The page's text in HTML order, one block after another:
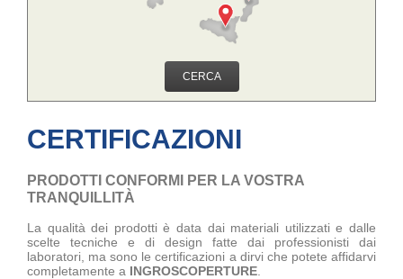
CERCA
CERTIFICAZIONI
PRODOTTI CONFORMI PER LA VOSTRA
TRANQUILLITÀ
La qualità dei prodotti è data dai materiali utilizzati e dalle
scelte tecniche e di design fatte dai professionisti dai
laboratori, ma sono le certificazioni a dirvi che potete affidarvi
completamente a INGROSCOPERTURE